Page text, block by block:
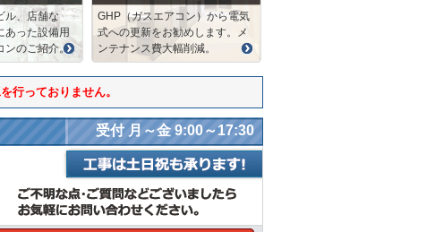
ル、店舗な
あった設備用
ンのご紹介。
GHP（ガスエアコン）から電気
式への更新をお勧めします。メ
ンテナンス費大幅削減。
行っておりません。
受付 月～金 9:00～17:30